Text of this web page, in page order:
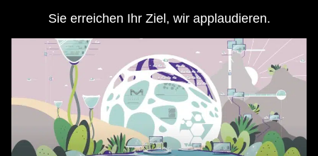
Sie erreichen Ihr Ziel, wir applaudieren.